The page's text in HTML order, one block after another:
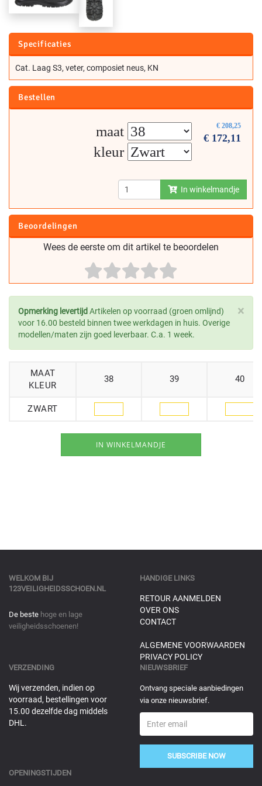
Specificaties
Cat. Laag S3, veter, composiet neus, KN
Bestellen
€ 208,25
€ 172,11
maat
kleur
In winkelmandje
Beoordelingen
Wees de eerste om dit artikel te beoordelen
×
Opmerking levertijdArtikelen op voorraad (groen omlijnd)
voor 16.00 besteld binnen twee werkdagen in huis. Overige
modellen/maten zijn goed leverbaar. C.a. 1 week.
MAAT
KLEUR
38 39 40
ZWART
WELKOM BIJ
123VEILIGHEIDSSCHOEN.NL
De beste hoge en lage
veiligheidsschoenen!
HANDIGE LINKS
RETOUR AANMELDEN
OVER ONS
CONTACT
ALGEMENE VOORWAARDEN
PRIVACY POLICY
VERZENDING
Wij verzenden, indien op
voorraad, bestellingen voor
15.00 dezelfde dag middels
DHL.
NIEUWSBRIEF
Ontvang speciale aanbiedingen
via onze nieuwsbrief.
SUBSCRIBE NOW
OPENINGSTIJDEN